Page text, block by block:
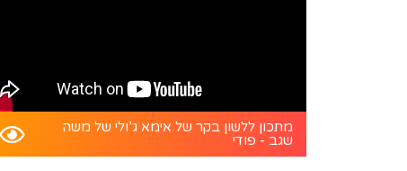
מתכון ללשון בקר של אימא ג’ולי של משה
שגב - פודי